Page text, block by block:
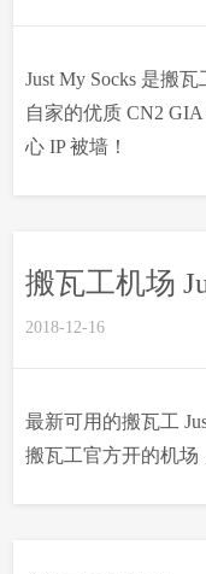
Just My Socks 是搬
自家的优质 CN2
心 IP 被墙！
搬瓦工机场
2018-12-16
最新可用的搬瓦工
搬瓦工官方开的机场